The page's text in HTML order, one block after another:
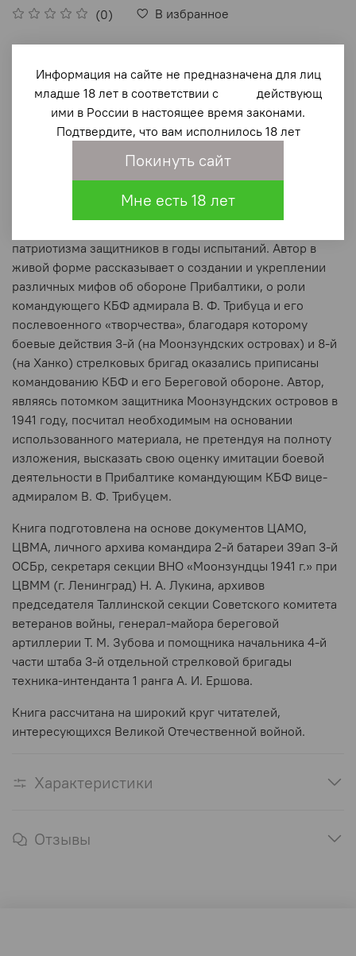
(0) В избранное
Книга о предвоенном освоении Прибалтики в 1941 году
воссоздаёт атмосферу напряжённости, отваги и
патриотизма защитников в годы испытаний. Автор в
живой форме рассказывает о создании и укреплении
различных мифов об обороне Прибалтики, о роли
командующего КБФ адмирала В. Ф. Трибуца и его
послевоенного «творчества», благодаря которому
боевые действия 3-й (на Моонзундских островах) и 8-й
(на Ханко) стрелковых бригад оказались приписаны
командованию КБФ и его Береговой обороне. Автор,
являясь потомком защитника Моонзундских островов в
1941 году, посчитал необходимым на основании
использованного материала, не претендуя на полноту
изложения, высказать свою оценку имитации боевой
деятельности в Прибалтике командующим КБФ вице-
адмиралом В. Ф. Трибуцем.
Книга подготовлена на основе документов ЦАМО,
ЦВМА, личного архива командира 2-й батареи 39ап 3-й
ОСБр, секретаря секции ВНО «Моонзундцы 1941 г.» при
ЦВММ (г. Ленинград) Н. А. Лукина, архивов
председателя Таллинской секции Советского комитета
ветеранов войны, генерал-майора береговой
артиллерии Т. М. Зубова и помощника начальника 4-й
части штаба 3-й отдельной стрелковой бригады
техника-интенданта 1 ранга А. И. Ершова.
Книга рассчитана на широкий круг читателей,
интересующихся Великой Отечественной войной.
Характеристики
Отзывы
Информация на сайте не предназначена для лиц
младше 18 лет в соответствии с действующ
ими в России в настоящее время законами.
Подтвердите, что вам исполнилось 18 лет
Покинуть сайт
Мне есть 18 лет